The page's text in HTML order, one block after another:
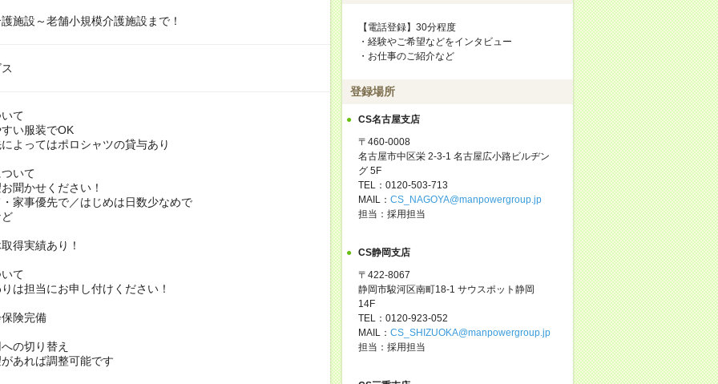
施設～老舗小規模介護施設まで！
て
い服装でOK
ってはポロシャツの貸与あり
いて
かせください！
事優先で／はじめは日数少なめで
得実績あり！
て
担当にお申し付けください！
険完備
の切り替え
れば調整可能です
【電話登録】30分程度
・経験やご希望などをインタビュー
・お仕事のご紹介など
登録場所
CS名古屋支店
〒460-0008
名古屋市中区栄 2-3-1 名古屋広小路ビルヂン
グ 5F
TEL：0120-503-713
MAIL： CS_NAGOYA@manpowergroup.jp
担当：採用担当
CS静岡支店
〒422-8067
静岡市駿河区南町18-1 サウスポット静岡
14F
TEL：0120-923-052
MAIL： CS_SHIZUOKA@manpowergroup.jp
担当：採用担当